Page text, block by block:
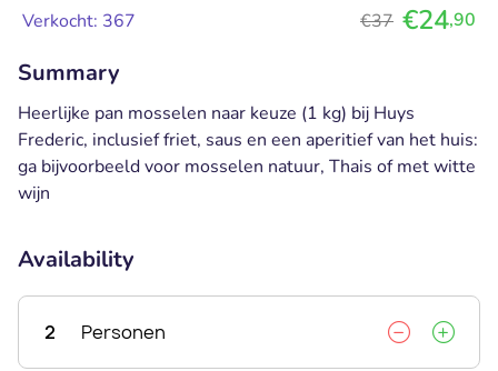
Verkocht: 367 €37 €24,90
Summary
Heerlijke pan mosselen naar keuze (1 kg) bij Huys
Frederic, inclusief friet, saus en een aperitief van het huis:
ga bijvoorbeeld voor mosselen natuur, Thais of met witte
wijn
Availability
2 Personen